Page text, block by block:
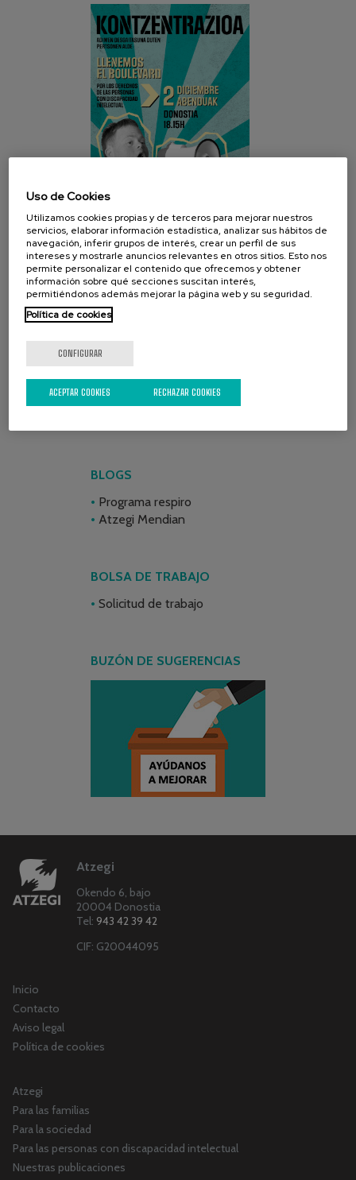
REDES SOCIALES
ÚLTIMO BOLETÍN
BLOGS
Programa respiro
Atzegi Mendian
BOLSA DE TRABAJO
Solicitud de trabajo
BUZÓN DE SUGERENCIAS
Atzegi
Okendo 6, bajo
20004 Donostia
Tel: 943 42 39 42
CIF: G20044095
Inicio
Contacto
Aviso legal
Política de cookies
Atzegi
Para las familias
Para la sociedad
Para las personas con discapacidad intelectual
Nuestras publicaciones
Uso de Cookies
Utilizamos cookies propias y de terceros para mejorar nuestros
servicios, elaborar información estadística, analizar sus hábitos de
navegación, inferir grupos de interés, crear un perfil de sus
intereses y mostrarle anuncios relevantes en otros sitios. Esto nos
permite personalizar el contenido que ofrecemos y obtener
información sobre qué secciones suscitan interés,
permitiéndonos además mejorar la página web y su seguridad.
Política de cookies
CONFIGURAR
RECHAZAR COOKIES
ACEPTAR COOKIES